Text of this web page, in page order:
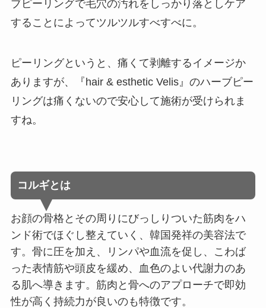
ブピーリングで毛穴の汚れをしっかり落としケア
することによってツルツルすべすべに。
ピーリングというと、痛くて剥離するイメージか
ありますが、『hair & esthetic Velis』のハーブピー
リングは痛くないので安心して施術が受けられま
すね。
コルギとは
お顔の骨格とその周りにびっしりついた筋肉をハ
ンド術でほぐし整えていく、韓国発祥の美容法で
す。骨に圧を加え、リンパや血流を促し、こわば
った表情筋や頭皮を緩め、血色のよい代謝力のあ
る肌へ導きます。筋肉と骨へのアプローチで即効
性が高く持続力が良いのも特徴です。